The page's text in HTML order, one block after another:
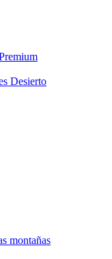
Desierto
montañas